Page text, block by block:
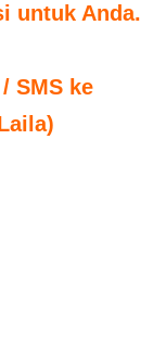
untuk Anda.
SMS ke